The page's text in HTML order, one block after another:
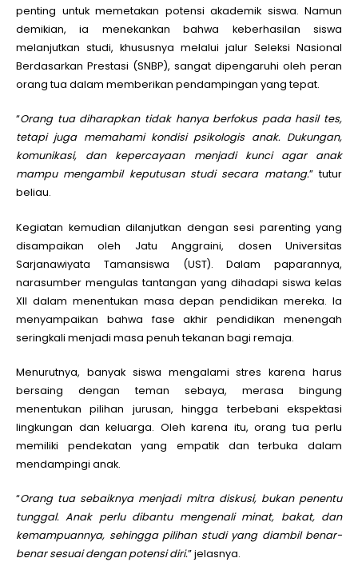
penting untuk memetakan potensi akademik siswa. Namun
demikian, ia menekankan bahwa keberhasilan siswa
melanjutkan studi, khususnya melalui jalur Seleksi Nasional
Berdasarkan Prestasi (SNBP), sangat dipengaruhi oleh peran
orang tua dalam memberikan pendampingan yang tepat.
“Orang tua diharapkan tidak hanya berfokus pada hasil tes,
tetapi juga memahami kondisi psikologis anak. Dukungan,
komunikasi, dan kepercayaan menjadi kunci agar anak
mampu mengambil keputusan studi secara matang.” tutur
beliau.
Kegiatan kemudian dilanjutkan dengan sesi parenting yang
disampaikan oleh Jatu Anggraini, dosen Universitas
Sarjanawiyata Tamansiswa (UST). Dalam paparannya,
narasumber mengulas tantangan yang dihadapi siswa kelas
XII dalam menentukan masa depan pendidikan mereka. Ia
menyampaikan bahwa fase akhir pendidikan menengah
seringkali menjadi masa penuh tekanan bagi remaja.
Menurutnya, banyak siswa mengalami stres karena harus
bersaing dengan teman sebaya, merasa bingung
menentukan pilihan jurusan, hingga terbebani ekspektasi
lingkungan dan keluarga. Oleh karena itu, orang tua perlu
memiliki pendekatan yang empatik dan terbuka dalam
mendampingi anak.
“Orang tua sebaiknya menjadi mitra diskusi, bukan penentu
tunggal. Anak perlu dibantu mengenali minat, bakat, dan
kemampuannya, sehingga pilihan studi yang diambil benar-
benar sesuai dengan potensi diri.” jelasnya.